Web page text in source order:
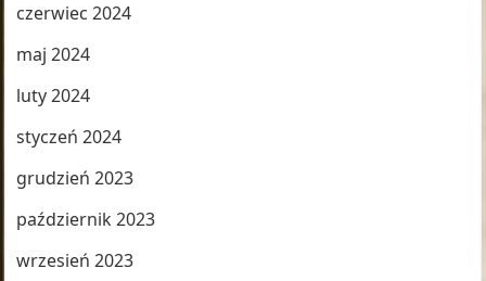
czerwiec 2024
maj 2024
luty 2024
styczeń 2024
grudzień 2023
październik 2023
wrzesień 2023